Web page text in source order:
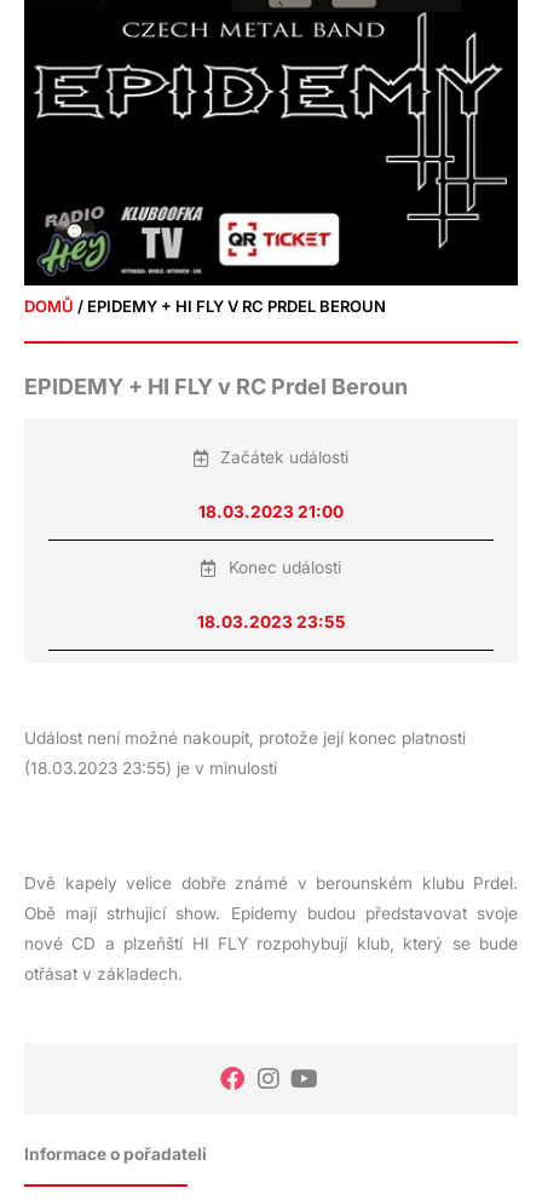
DOMŮ / EPIDEMY + HI FLY V RC PRDEL BEROUN
EPIDEMY + HI FLY v RC Prdel Beroun
Začátek události
18.03.2023 21:00
Konec události
18.03.2023 23:55
Událost není možné nakoupit, protože její konec platnosti
(18.03.2023 23:55) je v minulosti
Dvě kapely velice dobře známé v berounském klubu Prdel.
Obě mají strhujicí show. Epidemy budou představovat svoje
nové CD a plzeňští HI FLY rozpohybují klub, který se bude
otřásat v základech.
Informace o pořadateli